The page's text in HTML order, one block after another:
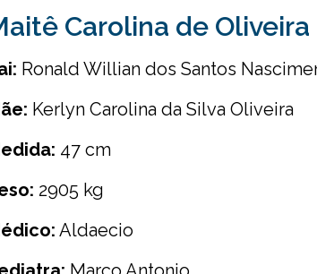
Carolina de
Ronald Willian dos Santos
Kerlyn Carolina da Silva Oliveira
47 cm
2905 kg
Aldaecio